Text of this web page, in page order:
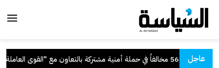
عاجل
أمنية مشتركة بالتعاون مع "القوى العاملة"